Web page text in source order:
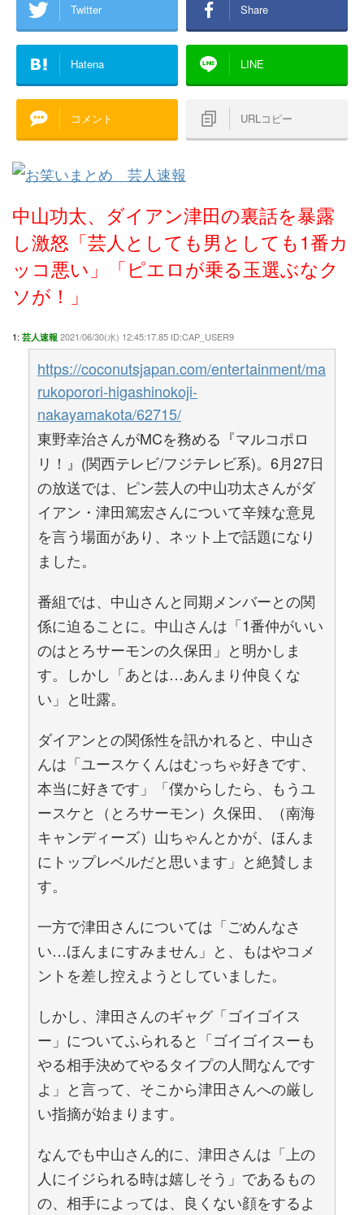
Twitter Share
Hatena LINE
コメント URLコピー
中山功太、ダイアン津田の裏話を暴露
し激怒「芸人としても男としても1番カ
ッコ悪い」「ピエロが乗る玉選ぶなク
ソが！」
1: 芸人速報 2021/06/30(水) 12:45:17.85 ID:CAP_USER9
https://coconutsjapan.com/entertainment/ma
rukoporori-higashinokoji-
nakayamakota/62715/
東野幸治さんがMCを務める『マルコポロ
リ！』(関西テレビ/フジテレビ系)。6月27日
の放送では、ピン芸人の中山功太さんがダ
イアン・津田篤宏さんについて辛辣な意見
を言う場面があり、ネット上で話題になり
ました。
番組では、中山さんと同期メンバーとの関
係に迫ることに。中山さんは「1番仲がいい
のはとろサーモンの久保田」と明かしま
す。しかし「あとは…あんまり仲良くな
い」と吐露。
ダイアンとの関係性を訊かれると、中山さ
んは「ユースケくんはむっちゃ好きです、
本当に好きです」「僕からしたら、もうユ
ースケと（とろサーモン）久保田、（南海
キャンディーズ）山ちゃんとかが、ほんま
にトップレベルだと思います」と絶賛しま
す。
一方で津田さんについては「ごめんなさ
い…ほんまにすみません」と、もはやコメ
ントを差し控えようとしていました。
しかし、津田さんのギャグ「ゴイゴイス
ー」についてふられると「ゴイゴイスーも
やる相手決めてやるタイプの人間なんです
よ」と言って、そこから津田さんへの厳し
い指摘が始まります。
なんでも中山さん的に、津田さんは「上の
人にイジられる時は嬉しそう」であるもの
の、相手によっては、良くない顔をするよ